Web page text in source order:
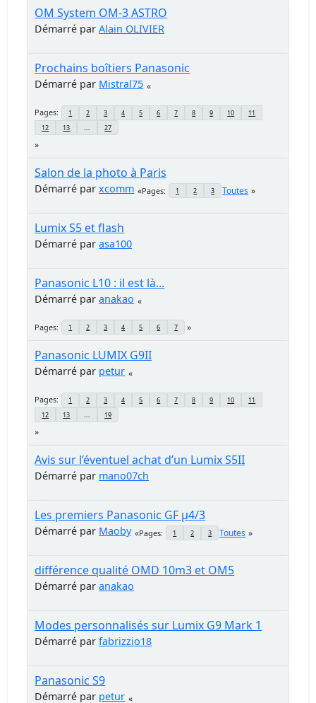
OM System OM-3 ASTRO
Démarré parAlain OLIVIER
Prochains boîtiers Panasonic
Démarré par Mistral75
Pages 1 2 3 4 5 6 7 8 9 10
11
12
13 27
Salon de la photo à Paris
Démarré parxcomm Pages 1 2 3 Toutes
Lumix S5 et flash
Démarré parasa100
Panasonic L10 : il est là...
Démarré paranakao
Pages 1 2 3 4 5 6 7
Panasonic LUMIX G9II
Démarré par petur
Pages 1 2 3 4 5 6 7 8 9 10
11
12
13 19
Avis sur l’éventuel achat d’un Lumix S5II
Démarré par mano07ch
Les premiers Panasonic GF µ4/3
Démarré par Maoby Pages 1 2 3 Toutes
différence qualité OMD 10m3 et OM5
Démarré paranakao
Modes personnalisés sur Lumix G9 Mark 1
Démarré parfabrizzio18
Panasonic S9
Démarré par petur